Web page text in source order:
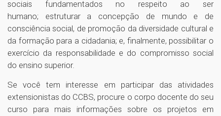
sociais fundamentados no respeito ao ser
humano; estruturar a concepção de mundo e de
consciência social, de promoção da diversidade cultural e
da formação para a cidadania; e, finalmente, possibilitar o
exercício da responsabilidade e do compromisso social
do ensino superior.
Se você tem interesse em participar das atividades
extensionistas do CCBS, procure o corpo docente do seu
curso para mais informações sobre os projetos em